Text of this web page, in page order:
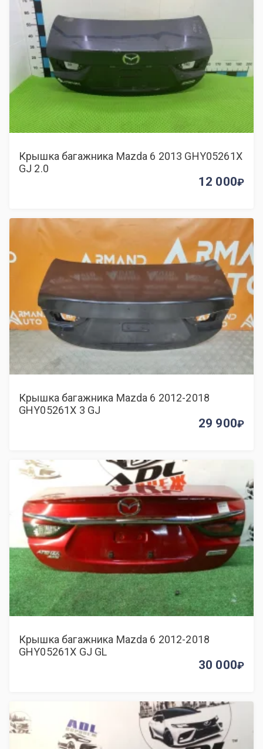
Крышка багажника Mazda 6 2013 GHY05261X
GJ 2.0
12 000
Крышка багажника Mazda 6 2012-2018
GHY05261X 3 GJ
29 900
Крышка багажника Mazda 6 2012-2018
GHY05261X GJ GL
30 000